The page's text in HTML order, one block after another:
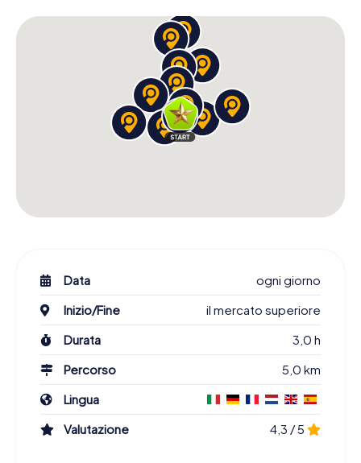
Data
ogni giorno
Inizio/Fine
il mercato superiore
Durata
3,0 h
Percorso
5,0 km
Lingua
Valutazione
4,3 / 5